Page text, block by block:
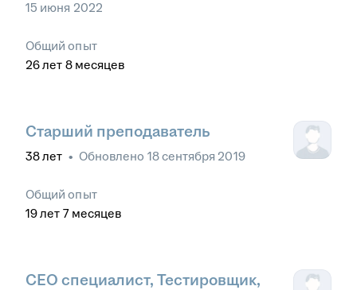
15 июня 2022
Общий опыт
26лет 8 месяцев
Старший преподаватель
38лет • Обновлено 18 сентября 2019
Общий опыт
19лет 7 месяцев
СЕО специалист, Тестировщик,